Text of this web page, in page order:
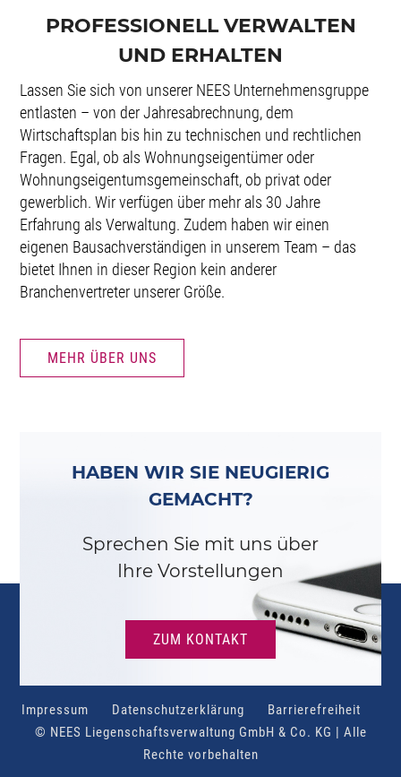
PROFESSIONELL VERWALTEN
UND ERHALTEN
Lassen Sie sich von unserer NEES Unternehmensgruppe
entlasten – von der Jahresabrechnung, dem
Wirtschaftsplan bis hin zu technischen und rechtlichen
Fragen. Egal, ob als Wohnungseigentümer oder
Wohnungseigentumsgemeinschaft, ob privat oder
gewerblich. Wir verfügen über mehr als 30 Jahre
Erfahrung als Verwaltung. Zudem haben wir einen
eigenen Bausachverständigen in unserem Team – das
bietet Ihnen in dieser Region kein anderer
Branchenvertreter unserer Größe.
MEHR ÜBER UNS
HABEN WIR SIE NEUGIERIG
GEMACHT?
Sprechen Sie mit uns über
Ihre Vorstellungen
ZUM KONTAKT
Impressum Datenschutzerklärung
Barrierefreiheit
© NEES Liegenschaftsverwaltung GmbH & Co. KG | Alle
Rechte vorbehalten